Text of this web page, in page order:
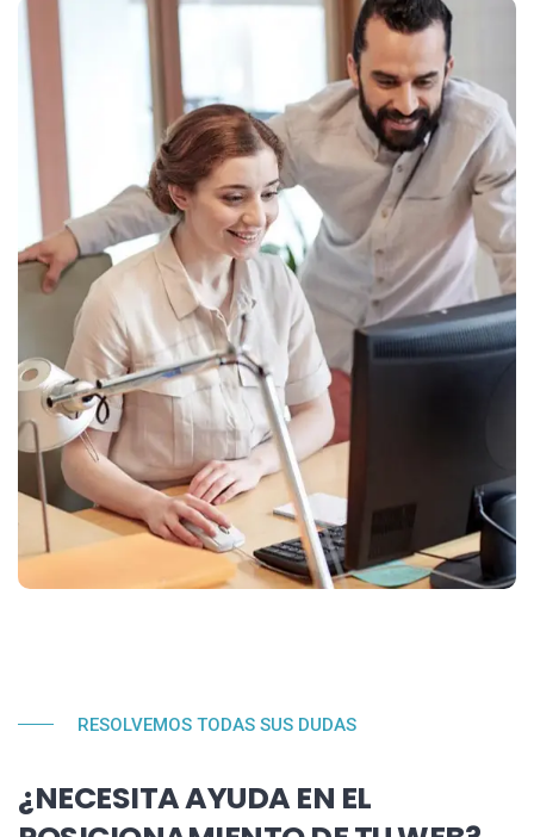
RESOLVEMOS TODAS SUS DUDAS
¿NECESITA AYUDA EN EL